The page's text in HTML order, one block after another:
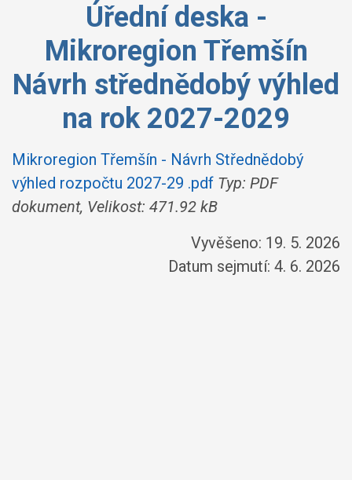
Úřední deska -
Mikroregion Třemšín
Návrh střednědobý výhled
na rok 2027-2029
Mikroregion Třemšín - Návrh Střednědobý
výhled rozpočtu 2027-29 .pdf Typ: PDF
dokument, Velikost: 471.92 kB
Vyvěšeno: 19. 5. 2026
Datum sejmutí: 4. 6. 2026